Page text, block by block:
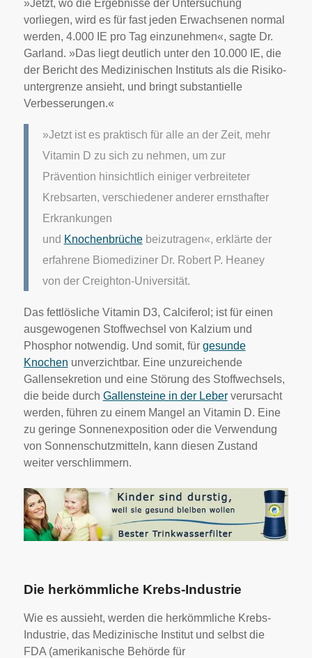
»Jetzt, wo die Ergebnisse der Untersuchung
vorliegen, wird es für fast jeden Erwachsenen normal
werden, 4.000 IE pro Tag einzunehmen«, sagte Dr.
Garland. »Das liegt deutlich unter den 10.000 IE, die
der Bericht des Medizinischen Instituts als die Risiko-
untergrenze ansieht, und bringt substantielle
Verbesserungen.«
»Jetzt ist es praktisch für alle an der Zeit, mehr
Vitamin D zu sich zu nehmen, um zur
Prävention hinsichtlich einiger verbreiteter
Krebsarten, verschiedener anderer ernsthafter
Erkrankungen
und Knochenbrüchebeizutragen«, erklärte der
erfahrene Biomediziner Dr. Robert P. Heaney
von der Creighton-Universität.
Das fettlösliche Vitamin D3, Calciferol; ist für einen
ausgewogenen Stoffwechsel von Kalzium und
Phosphor notwendig. Und somit, für gesunde
Knochen unverzichtbar. Eine unzureichende
Gallensekretion und eine Störung des Stoffwechsels,
die beide durch Gallensteine in der Leberverursacht
werden, führen zu einem Mangel an Vitamin D. Eine
zu geringe Sonnenexposition oder die Verwendung
von Sonnenschutzmitteln, kann diesen Zustand
weiter verschlimmern.
Die herkömmliche Krebs-Industrie
Wie es aussieht, werden die herkömmliche Krebs-
Industrie, das Medizinische Institut und selbst die
FDA (amerikanische Behörde für